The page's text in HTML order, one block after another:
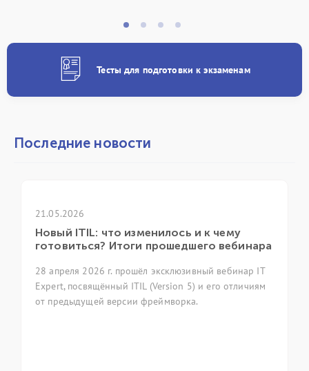
Тесты для подготовки к экзаменам
Последние новости
что изменилось и к чему
Итоги прошедшего вебинара
г. прошёл эксклюзивный вебинар IT
ITIL (Version 5) и его отличиям
версии фреймворка.
ГК «ИТ
ежегодной
7 апреля 2026
ежегодная